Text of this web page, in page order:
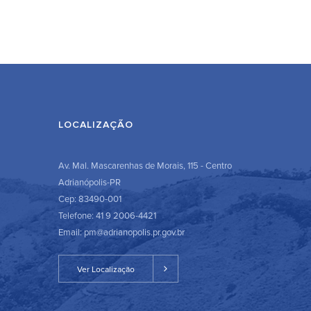
LOCALIZAÇÃO
Av. Mal. Mascarenhas de Morais, 115 - Centro
Adrianópolis-PR
Cep: 83490-001
Telefone: 41 9 2006-4421
Email: pm@adrianopolis.pr.gov.br
Ver Localização